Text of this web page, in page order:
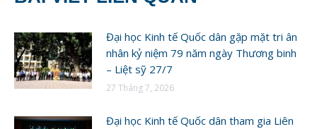
Đại học Kinh tế Quốc dân gặp mặt tri ân
nhân kỷ niệm 79 năm ngày Thương binh
– Liệt sỹ 27/7
27 Tháng 7, 2026
Đại học Kinh tế Quốc dân tham gia Liên